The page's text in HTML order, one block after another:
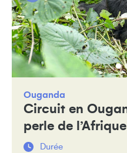
Ouganda
Circuit en
perle de l’Afrique
Durée